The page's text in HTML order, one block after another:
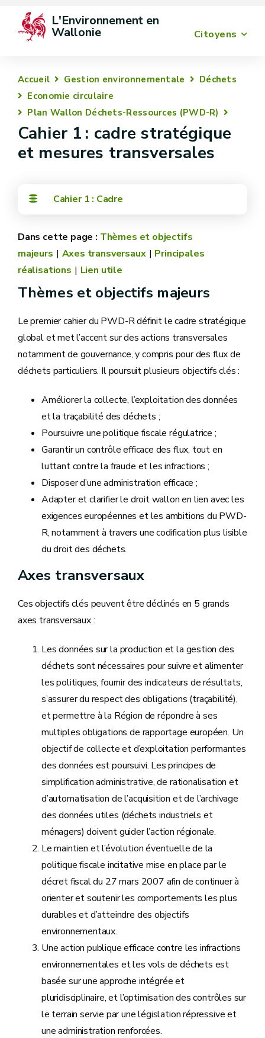
Citoyens
L'Environnement en
Wallonie
Accueil Gestion environnementale
Déchets
Economie circulaire
Plan Wallon Déchets-Ressources (PWD-R)
Cahier 1 : cadre stratégique
et mesures transversales
Cahier 1 : Cadre
Thèmes et objectifs
majeurs
Axes transversaux
Principales
réalisations
Lien utile
Thèmes et objectifs majeurs
Le premier cahier du PWD-R définit le cadre stratégique
global et met l’accent sur des actions transversales
notamment de gouvernance, y compris pour des flux de
déchets particuliers. Il poursuit plusieurs objectifs clés :
Améliorer la collecte, l’exploitation des données
et la traçabilité des déchets ;
Poursuivre une politique fiscale régulatrice ;
Garantir un contrôle efficace des flux, tout en
luttant contre la fraude et les infractions ;
Disposer d’une administration efficace ;
Adapter et clarifier le droit wallon en lien avec les
exigences européennes et les ambitions du PWD-
R, notamment à travers une codification plus lisible
du droit des déchets.
Axes transversaux
Ces objectifs clés peuvent être déclinés en 5 grands
axes transversaux :
Les données sur la production et la gestion des
déchets sont nécessaires pour suivre et alimenter
les politiques, fournir des indicateurs de résultats,
s’assurer du respect des obligations (traçabilité),
et permettre à la Région de répondre à ses
multiples obligations de rapportage européen. Un
objectif de collecte et d’exploitation performantes
des données est poursuivi. Les principes de
simplification administrative, de rationalisation et
d’automatisation de l’acquisition et de l’archivage
des données utiles (déchets industriels et
ménagers) doivent guider l’action régionale.
Le maintien et l’évolution éventuelle de la
politique fiscale incitative mise en place par le
décret fiscal du 27 mars 2007 afin de continuer à
orienter et soutenir les comportements les plus
durables et d’atteindre des objectifs
environnementaux.
Une action publique efficace contre les infractions
environnementales et les vols de déchets est
basée sur une approche intégrée et
pluridisciplinaire, et l’optimisation des contrôles sur
le terrain servie par une législation répressive et
une administration renforcées.